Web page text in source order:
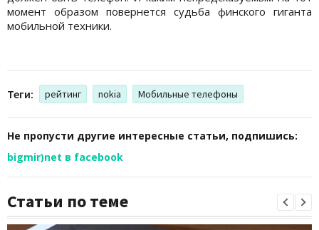
момент образом повернется судьба финского гиганта
мобильной техники.
Теги: рейтинг nokia Мобильные телефоны
Не пропусти другие интересные статьи, подпишись:
bigmir)net в facebook
Статьи по теме